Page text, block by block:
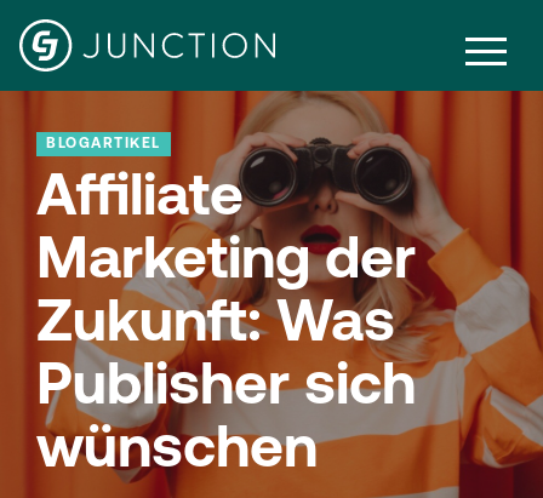
BLOGARTIKEL
Affiliate
Marketing der
Zukunft: Was
Publisher sich
wünschen